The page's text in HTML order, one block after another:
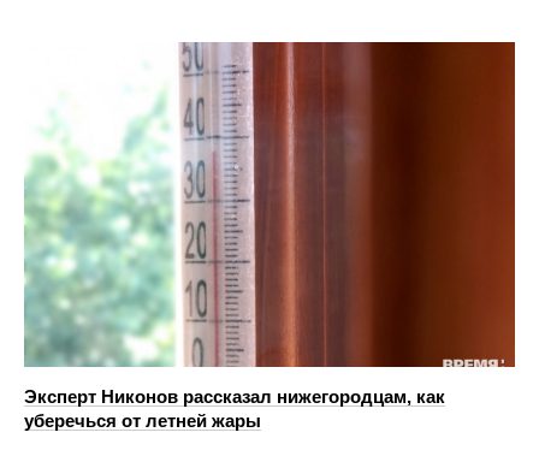
Эксперт Никонов рассказал нижегородцам, как
уберечься от летней жары